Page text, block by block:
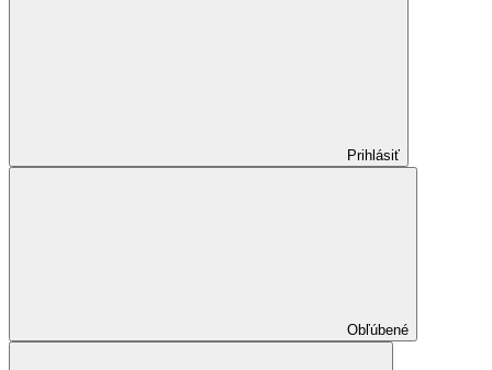
Prihlásiť
Obľúbené